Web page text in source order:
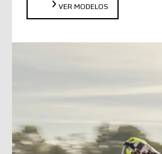
VER MODELOS